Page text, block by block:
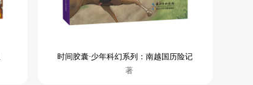
时间胶囊·少年科幻系列：南越国历险记
著